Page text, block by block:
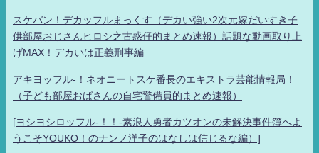
スケバン！デカッフルまっくす（デカい強い2次元嫁だいすき子
供部屋おじさんヒロシ之古惑仔的まとめ速報）話題な動画取り上
げMAX！デカいは正義刑事編
アキヨッフル-！ネオニートスケ番長のエキストラ芸能情報局！
（子ども部屋おばさんの自宅警備員的まとめ速報）
[ヨシヨシロッフル-！！-素浪人勇者カツオンの未解決事件簿へよ
うこそYOUKO！のナンノ洋子のはなしは信じるな編）]